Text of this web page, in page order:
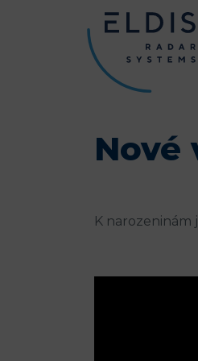
Nové
K narozeninám